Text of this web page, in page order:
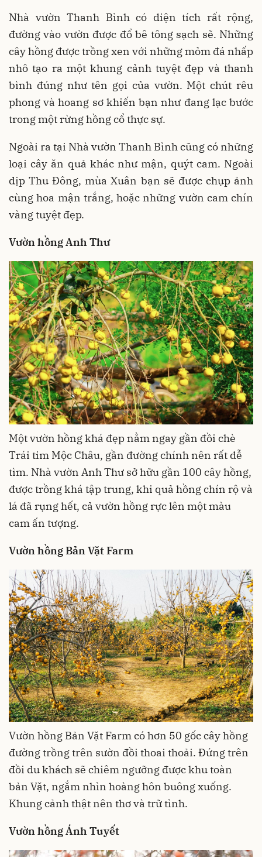
Nhà vườn Thanh Bình có diện tích rất rộng,
đường vào vườn được đổ bê tông sạch sẽ. Những
cây hồng được trồng xen với những mỏm đá nhấp
nhô tạo ra một khung cảnh tuyệt đẹp và thanh
bình đúng như tên gọi của vườn. Một chút rêu
phong và hoang sơ khiến bạn như đang lạc bước
trong một rừng hồng cổ thực sự.
Ngoài ra tại Nhà vườn Thanh Bình cũng có những
loại cây ăn quả khác như mận, quýt cam. Ngoài
dịp Thu Đông, mùa Xuân bạn sẽ được chụp ảnh
cùng hoa mận trắng, hoặc những vườn cam chín
vàng tuyệt đẹp.
Vườn hồng Anh Thư
Một vườn hồng khá đẹp nằm ngay gần đồi chè
Trái tim Mộc Châu, gần đường chính nên rất dễ
tìm. Nhà vườn Anh Thư sở hữu gần 100 cây hồng,
được trồng khá tập trung, khi quả hồng chín rộ và
lá đã rụng hết, cả vườn hồng rực lên một màu
cam ấn tượng.
Vườn hồng Bản Vặt Farm
Vườn hồng Bản Vặt Farm có hơn 50 gốc cây hồng
đường trồng trên sườn đồi thoai thoải. Đứng trên
đồi du khách sẽ chiêm ngưỡng được khu toàn
bản Vặt, ngắm nhìn hoàng hôn buông xuống.
Khung cảnh thật nên thơ và trữ tình.
Vườn hồng Ánh Tuyết